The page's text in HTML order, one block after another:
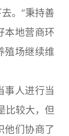
。”秉持善
本地营商环
殖场继续维
人进行当
比较大，但
他们协商了